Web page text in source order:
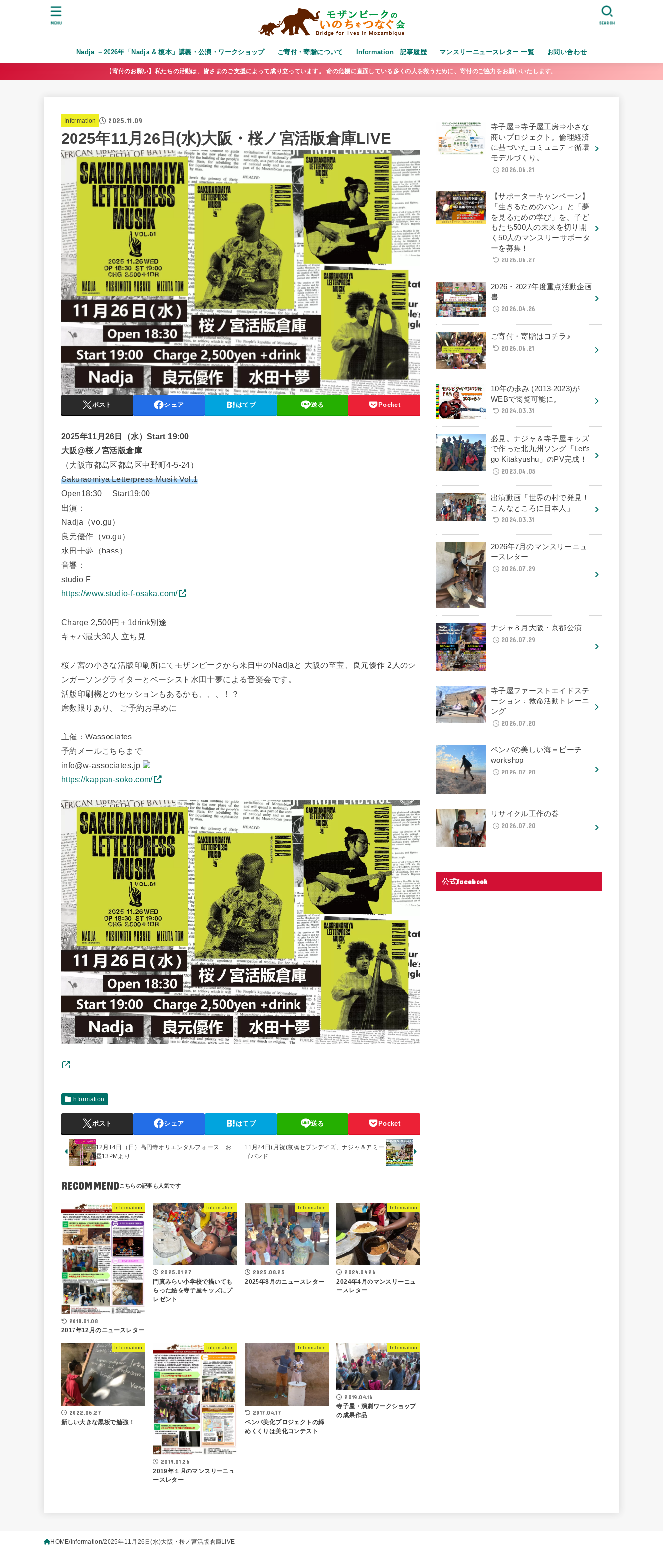
Nadja －2026年「Nadja & 榎本」講義・公演・ワークショップ ご寄付・寄贈について Information 記事履歴 マンスリーニュースレター 一覧 お問い合わせ
SEARCH
MENU
【寄付のお願い】私たちの活動は、皆さまのご支援によって成り立っています。 命の危機に直面している多くの人を救うために、寄付のご協力をお願いいたします。
Information 2025.11.09
2025年11月26日(水)大阪・桜ノ宮活版倉庫LIVE
ポスト シェア はてブ 送る Pocket
2025年11月26日（水）Start 19:00
大阪@桜ノ宮活版倉庫
（大阪市都島区都島区中野町4-5-24）
Sakuraomiya Letterpress Musik Vol.1
Open18:30 Start19:00
出演：
Nadja（vo.gu）
良元優作（vo.gu）
水田十夢（bass）
音響：
studio F
https://www.studio-f-osaka.com/
Charge 2,500円＋1drink別途
キャパ最大30人 立ち見
桜ノ宮の小さな活版印刷所にてモザンビークから来日中のNadjaと 大阪の至宝、良元優作 2人のシ
ンガーソングライターとベーシスト水田十夢による音楽会です。
活版印刷機とのセッションもあるかも、、、！？
席数限りあり、 ご予約お早めに
主催：Wassociates
予約メールこちらまで
info@w-associates.jp
https://kappan-soko.com/
Information
ポスト シェア はてブ 送る Pocket
12月14日（日）高円寺オリエンタルフォース お
昼13PMより
11月24日(月祝)京橋セブンデイズ、ナジャ＆アミー
ゴバンド
RECOMMEND
Information
2018.01.08
2017年12月のニュースレター
Information
2025.01.27
門真みらい小学校で描いても
らった絵を寺子屋キッズにプ
レゼント
Information
2025.08.25
2025年8月のニュースレター
Information
2024.04.26
2024年4月のマンスリーニュ
ースレター
Information
2022.06.27
新しい大きな黒板で勉強！
Information
2019.01.26
2019年１月のマンスリーニュ
ースレター
Information
2017.04.17
ペンバ美化プロジェクトの締
めくくりは美化コンテスト
Information
2019.04.16
寺子屋・演劇ワークショップ
の成果作品
寺子屋⇒寺子屋工房⇒小さな
商いプロジェクト。倫理経済
に基づいたコミュニティ循環
モデルづくり。
2026.06.21
【サポーターキャンペーン】
「生きるためのパン」と「夢
を見るための学び」を。子ど
もたち500人の未来を切り開
く50人のマンスリーサポータ
ーを募集！
2026.06.27
2026・2027年度重点活動企画
書
2026.04.26
ご寄付・寄贈はコチラ♪
2026.06.21
10年の歩み (2013-2023)が
WEBで閲覧可能に。
2024.03.31
必見。ナジャ＆寺子屋キッズ
で作った北九州ソング「Let’s
go Kitakyushu」のPV完成！
2023.04.05
出演動画「世界の村で発見！
こんなところに日本人」
2024.03.31
2026年7月のマンスリーニュ
ースレター
2026.07.29
ナジャ８月大阪・京都公演
2026.07.29
寺子屋ファーストエイドステ
ーション：救命活動トレーニ
ング
2026.07.20
ペンバの美しい海＝ビーチ
workshop
2026.07.20
リサイクル工作の巻
2026.07.20
公式facebook
HOME Information 2025年11月26日(水)大阪・桜ノ宮活版倉庫LIVE